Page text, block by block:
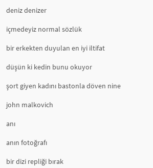
deniz denizer
içmedeyiz normal sözlük
bir erkekten duyulan en iyi iltifat
düşün ki kedin bunu okuyor
şort giyen kadını bastonla döven nine
john malkovich
anı
anın fotoğrafı
bir dizi repliği bırak